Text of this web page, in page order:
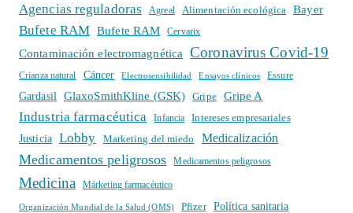
Agencias reguladoras
Agreal Alimentación ecológica Bayer
Bufete RAM Bufete RAM Cervarix
Contaminación electromagnética Coronavirus Covid-19
Crianza natural Cáncer Electrosensibilidad Ensayos clínicos Essure
Gardasil GlaxoSmithKline (GSK) Gripe Gripe A
Industria farmacéutica Infancia
Intereses empresariales
Justicia
Lobby Marketing del miedo Medicalización
Medicamentos peligrosos Medicamentos peligrosos
Medicina Márketing farmacéutico
Organización Mundial de la Salud (OMS) Pfizer Política sanitaria